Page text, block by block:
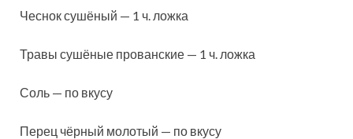
Чеснок сушёный — 1 ч. ложка
Травы сушёные прованские — 1 ч. ложка
Соль — по вкусу
Перец чёрный молотый — по вкусу